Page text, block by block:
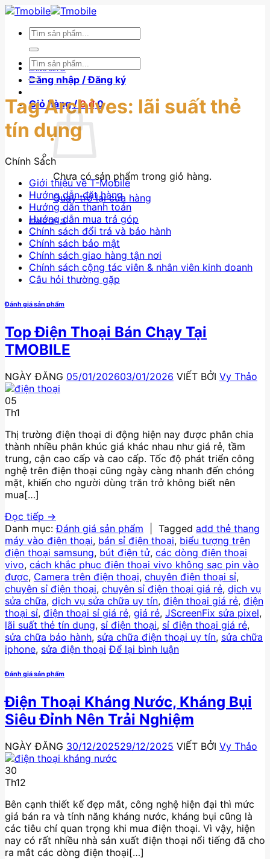
Skip
contentTìm
BẢNG GIÁ SỈ
Đăng nhập / Đăng ký
Giỏ hàng / 0₫ 0
Chưa có sản phẩm trong giỏ hàng.
Quay trở lại cửa hàng
BẢNG GIÁ SỈ
Tìm
kiếm:
Tag Archives: lãi suất thẻ
tín dụng
Chính Sách
Giới thiệu về T-Mobile
Hướng dẫn đặt hàng
Hướng dẫn thanh toán
Hướng dẫn mua trả góp
Chính sách đổi trả và bảo hành
Chính sách bảo mật
Chính sách giao hàng tận nơi
Chính sách cộng tác viên & nhân viên kinh doanh
Câu hỏi thường gặp
Đánh giá sản phẩm
Top Điện Thoại Bán Chạy Tại
TMOBILE
NGÀY ĐĂNG 05/01/202603/01/2026 VIẾT BỞI Vy Thảo
05
Th1
Thị trường điện thoại di động hiện nay được phân chia
thành nhiều phân khúc giá khác nhau như giá rẻ, tầm
trung, cận cao cấp và cao cấp. Tốc độ phát triển công
nghệ trên điện thoại cũng ngày càng nhanh đến chóng
mặt, khiến cho người dùng trăn trở không biết nên
mua[…]
Đọc tiếp →
Danh mục:Đánh giá sản phẩm Tagged add thẻ thang
máy vào điện thoại, bán sỉ điện thoại, biểu tượng trên
điện thoại samsung, bút điện tử, các dòng điện thoại
vivo, cách khắc phục điện thoại vivo không sạc pin vào
được, Camera trên điện thoại, chuyên điện thoại sỉ,
chuyên sỉ điện thoại, chuyên sỉ điện thoại giá rẻ, dịch vụ
sửa chữa, dịch vụ sửa chữa uy tín, điện thoại giá rẻ, điện
thoại sỉ, điện thoại sỉ giá rẻ, giá rẻ, JScreenFix sửa pixel,
lãi suất thẻ tín dụng, sỉ điện thoại, sỉ điện thoại giá rẻ,
sửa chữa bảo hành, sửa chữa điện thoại uy tín, sửa chữa
iphone, sửa điện thoại Để lại bình luận
Đánh giá sản phẩm
Điện Thoại Kháng Nước, Kháng Bụi
Siêu Đỉnh Nên Trải Nghiệm
NGÀY ĐĂNG 30/12/202529/12/2025 VIẾT BỞI Vy Thảo
30
Th12
Bên cạnh thiết kế đẹp mắt, công nghệ hiện đại thì mức
giá bán ra và tính năng kháng nước, kháng bụi cũng là
các tiêu chí quan trọng khi mua điện thoại. Vì vậy, hiện
nay có rất nhiều nhà sản xuất điện thoại nổi tiếng đã cho
ra mắt các dòng điện thoại[…]